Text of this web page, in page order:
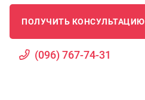
ПОЛУЧИТЬ КОНСУЛЬТАЦИЮ
(096) 767-74-31